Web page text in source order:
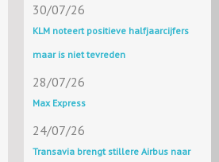
30/07/26
KLM noteert positieve halfjaarcijfers
maar is niet tevreden
28/07/26
Max Express
24/07/26
Transavia brengt stillere Airbus naar